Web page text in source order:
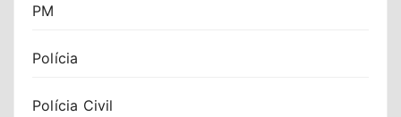
PM
Polícia
Polícia Civil